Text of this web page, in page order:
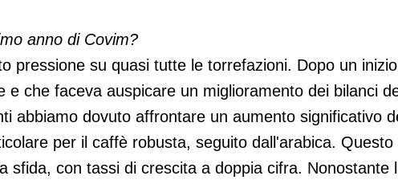
anno di Covim?
pressione su quasi tutte le torrefazioni. Dopo un inizio
e che faceva auspicare un miglioramento dei bilanci
abbiamo dovuto affrontare un aumento significativo
per il caffè robusta, seguito dall'arabica. Questo
sfida, con tassi di crescita a doppia cifra. Nonostante